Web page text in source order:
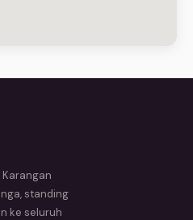
standing
ke seluruh